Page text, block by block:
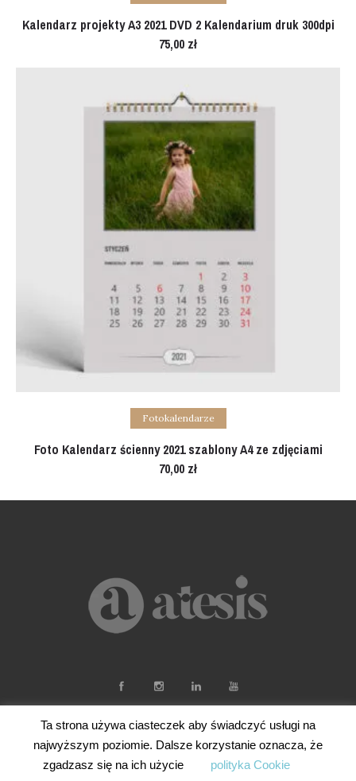
Kalendarz projekty A3 2021 DVD 2 Kalendarium druk 300dpi
75,00 zł
Add to cart
Fotokalendarze
Foto Kalendarz ścienny 2021 szablony A4 ze zdjęciami
70,00 zł
Ta strona używa ciasteczek aby świadczyć usługi na
najwyższym poziomie. Dalsze korzystanie oznacza, że
zgadzasz się na ich użycie
polityka Cookie